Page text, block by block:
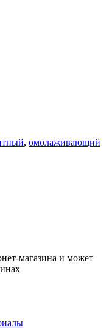
, омолаживающий
магазина и может